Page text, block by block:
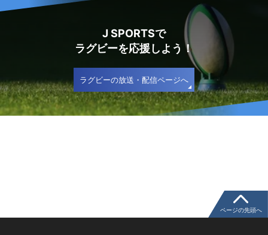
J SPORTSで
ラグビーを応援しよう！
ラグビーの放送・配信ページへ
ページの先頭へ